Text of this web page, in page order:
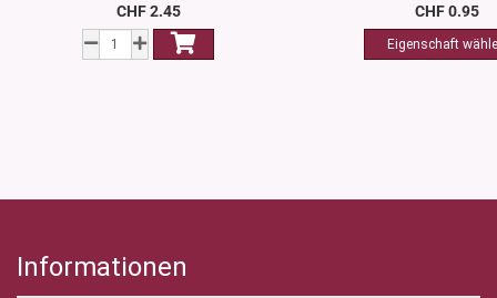
CHF 2.45 CHF 0.95
Informationen